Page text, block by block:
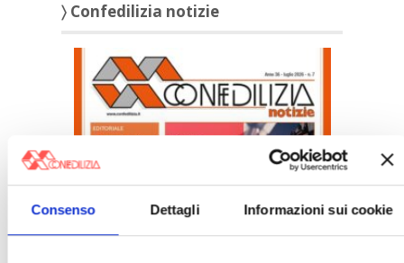
Consenso Dettagli Informazioni sui cookie
〉 Confedilizia notizie
Confedilizia notizie – Luglio 2026